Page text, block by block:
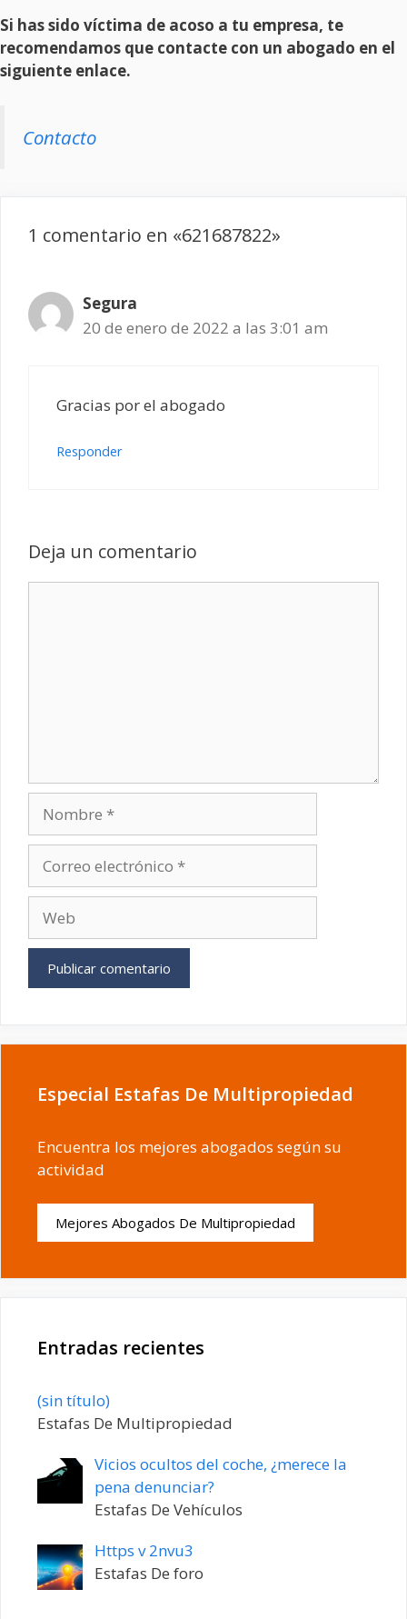
Si has sido víctima de acoso a tu empresa, te
recomendamos que contacte con un abogado en el
siguiente enlace.
Contacto
1 comentario en «621687822»
Segura
20 de enero de 2022 a las 3:01 am
Gracias por el abogado
Responder
Deja un comentario
electrónico
Especial Estafas De Multipropiedad
Encuentra los mejores abogados según su
actividad
Mejores Abogados De Multipropiedad
Entradas recientes
(sin título)Entrada
20198
Estafas De Multipropiedad
Vicios ocultos del coche, ¿merece la
pena denunciar?
Estafas De Vehículos
Https v 2nvu3
Estafas De foro